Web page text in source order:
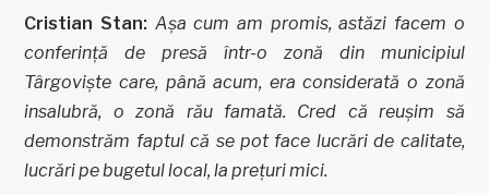
Cristian Stan: Așa cum am promis, astăzi facem o
conferință de presă într-o zonă din municipiul
Târgoviște care, până acum, era considerată o zonă
insalubră, o zonă rău famată. Cred că reușim să
demonstrăm faptul că se pot face lucrări de calitate,
lucrări pe bugetul local, la prețuri mici.